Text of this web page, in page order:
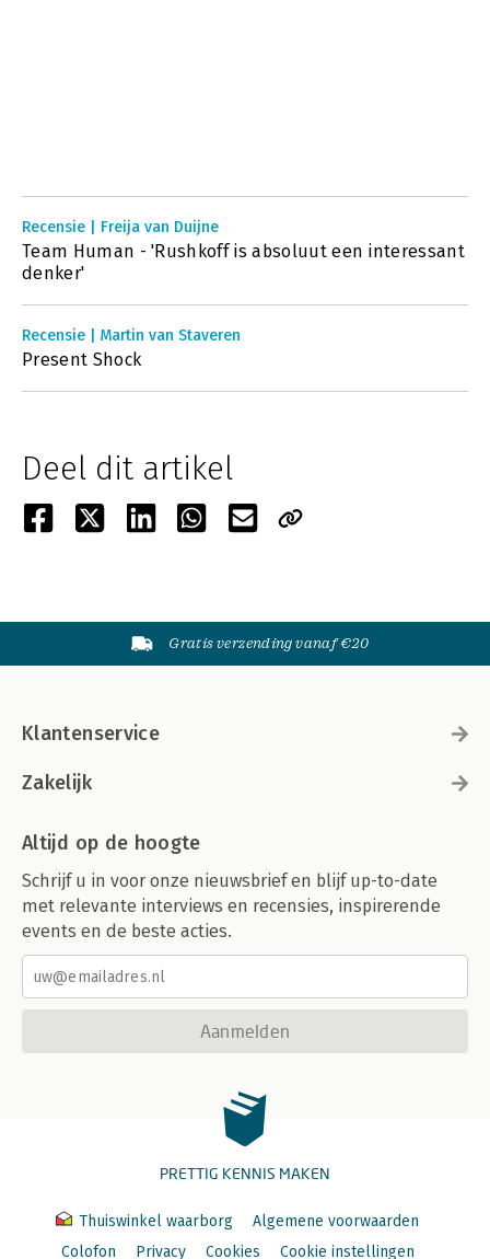
Recensie | Freija van Duijne
Team Human - 'Rushkoff is absoluut een interessant
denker'
Recensie | Martin van Staveren
Present Shock
Deel dit artikel
Gratis verzending vanaf €20
Klantenservice
Zakelijk
Altijd op de hoogte
Schrijf u in voor onze nieuwsbrief en blijf up-to-date
met relevante interviews en recensies, inspirerende
events en de beste acties.
Aanmelden
PRETTIG KENNIS MAKEN
Thuiswinkel waarborg
Algemene voorwaarden
Colofon
Privacy Cookies Cookie instellingen